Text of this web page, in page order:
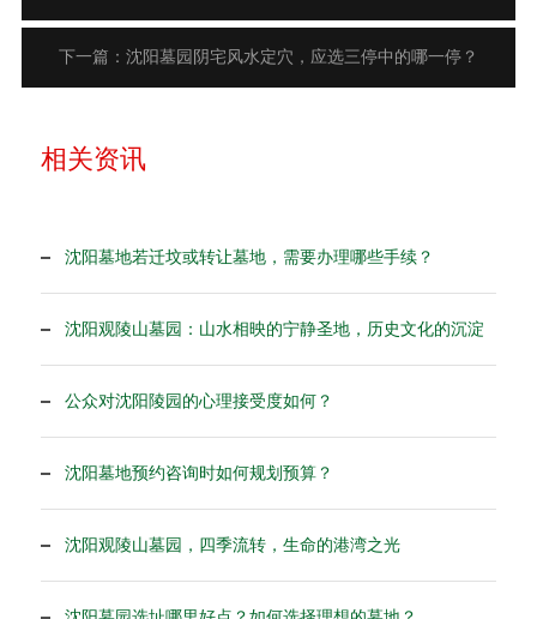
下一篇：沈阳墓园阴宅风水定穴，应选三停中的哪一停？
相关资讯
沈阳墓地若迁坟或转让墓地，需要办理哪些手续？
沈阳观陵山墓园：山水相映的宁静圣地，历史文化的沉淀
公众对沈阳陵园的心理接受度如何？
沈阳墓地预约咨询时如何规划预算？
沈阳观陵山墓园，四季流转，生命的港湾之光